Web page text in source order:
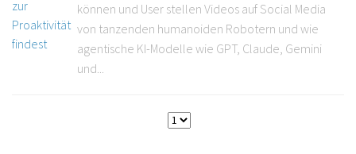
können und User stellen Videos auf Social Media
von tanzenden humanoiden Robotern und wie
agentische KI-Modelle wie GPT, Claude, Gemini
und...